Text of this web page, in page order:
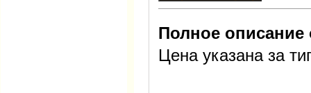
Полное описание
Цена указана за